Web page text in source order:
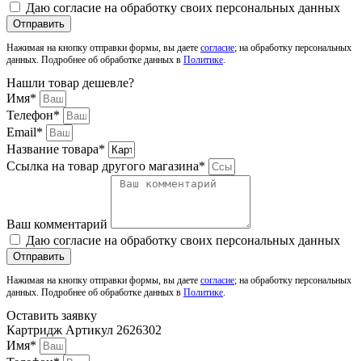
Даю согласие на обработку своих персональных данных
Отправить
Нажимая на кнопку отправки формы, вы даете согласие; на обработку персональных
данных. Подробнее об обработке данных в Политике.
Нашли товар дешевле?
Имя*
Телефон*
Email*
Название товара*
Ссылка на товар другого магазина*
Ваш комментарий
Даю согласие на обработку своих персональных данных
Отправить
Нажимая на кнопку отправки формы, вы даете согласие; на обработку персональных
данных. Подробнее об обработке данных в Политике.
Оставить заявку
Картридж Артикул 2626302
Имя*